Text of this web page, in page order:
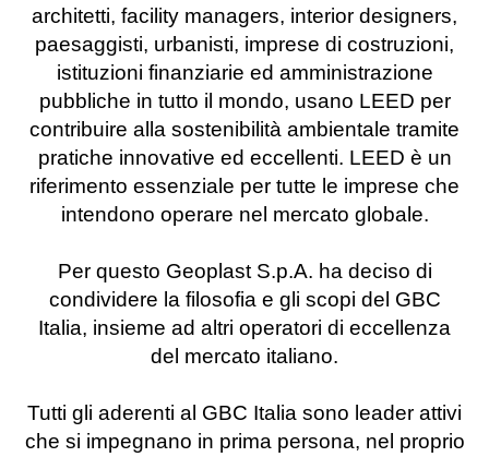
architetti, facility managers, interior designers,
paesaggisti, urbanisti, imprese di costruzioni,
istituzioni finanziarie ed amministrazione
pubbliche in tutto il mondo, usano LEED per
contribuire alla sostenibilità ambientale tramite
pratiche innovative ed eccellenti. LEED è un
riferimento essenziale per tutte le imprese che
intendono operare nel mercato globale.
Per questo Geoplast S.p.A. ha deciso di
condividere la filosofia e gli scopi del GBC
Italia, insieme ad altri operatori di eccellenza
del mercato italiano.
Tutti gli aderenti al GBC Italia sono leader attivi
che si impegnano in prima persona, nel proprio